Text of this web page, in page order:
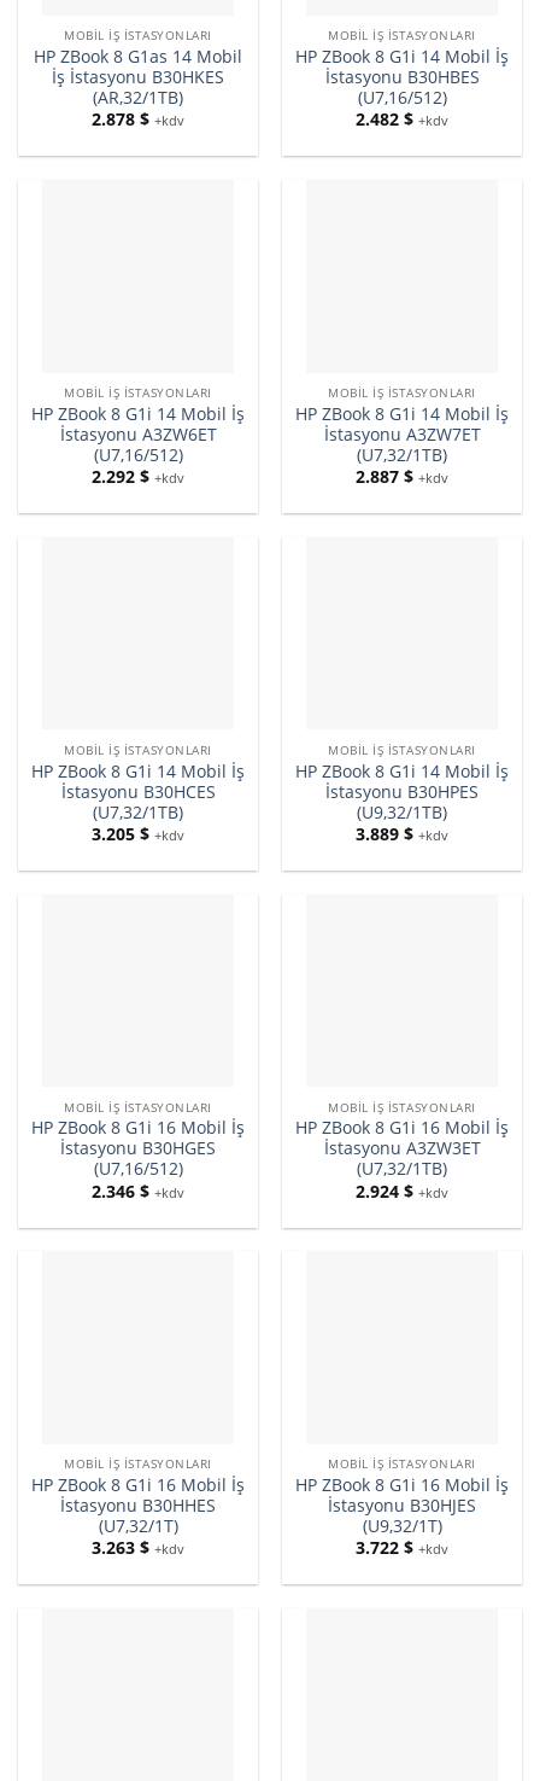
MOBIL İŞ İSTASYONLARI
HP ZBook 8 G1as 14 Mobil
İş İstasyonu B30HKES
(AR,32/1TB)
2.878 $ +kdv
MOBIL İŞ İSTASYONLARI
HP ZBook 8 G1i 14 Mobil İş
İstasyonu B30HBES
(U7,16/512)
2.482 $ +kdv
MOBIL İŞ İSTASYONLARI
HP ZBook 8 G1i 14 Mobil İş
İstasyonu A3ZW6ET
(U7,16/512)
2.292 $ +kdv
MOBIL İŞ İSTASYONLARI
HP ZBook 8 G1i 14 Mobil İş
İstasyonu A3ZW7ET
(U7,32/1TB)
2.887 $ +kdv
MOBIL İŞ İSTASYONLARI
HP ZBook 8 G1i 14 Mobil İş
İstasyonu B30HCES
(U7,32/1TB)
3.205 $ +kdv
MOBIL İŞ İSTASYONLARI
HP ZBook 8 G1i 14 Mobil İş
İstasyonu B30HPES
(U9,32/1TB)
3.889 $ +kdv
MOBIL İŞ İSTASYONLARI
HP ZBook 8 G1i 16 Mobil İş
İstasyonu B30HGES
(U7,16/512)
2.346 $ +kdv
MOBIL İŞ İSTASYONLARI
HP ZBook 8 G1i 16 Mobil İş
İstasyonu A3ZW3ET
(U7,32/1TB)
2.924 $ +kdv
MOBIL İŞ İSTASYONLARI
HP ZBook 8 G1i 16 Mobil İş
İstasyonu B30HHES
(U7,32/1T)
3.263 $ +kdv
MOBIL İŞ İSTASYONLARI
HP ZBook 8 G1i 16 Mobil İş
İstasyonu B30HJES
(U9,32/1T)
3.722 $ +kdv